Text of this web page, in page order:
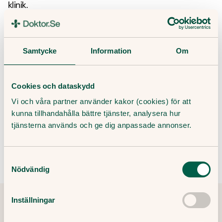
Samtycke Information Om
Cookies och dataskydd
Vi och våra partner använder kakor (cookies) för att
kunna tillhandahålla bättre tjänster, analysera hur
tjänsterna används och ge dig anpassade annonser.
Nödvändig
Inställningar
klinik.
Frågor och svar om celluliter
Varför får man celluliter?